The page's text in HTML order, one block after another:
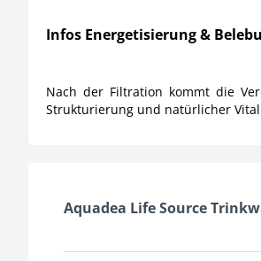
Infos Energetisierung &
Nach der Filtration kommt die
Strukturierung und natürlicher
Aquadea Life Source